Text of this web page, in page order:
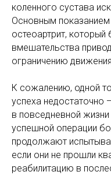
коленного сустава
Основным показанием
остеоартрит, который
вмешательства
ограничению
К сожалению, одной
успеха недостаточно
в повседневной
успешной операции
продолжают
если они не прошли
реабилитацию в